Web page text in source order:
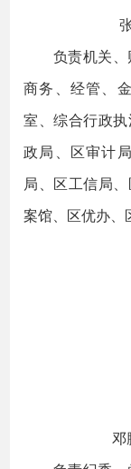
负责机关、
商务、经管、
室、综合行政
政局、区审计
局、区工信局
案馆、区优办、
邓